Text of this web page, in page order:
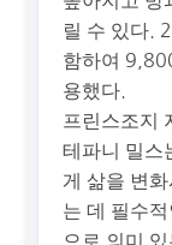
릴 수 있다.
함하여
용했다.
프린스조지
테파니 밀스
게 삶을 변
는 데 필수
으로 의미